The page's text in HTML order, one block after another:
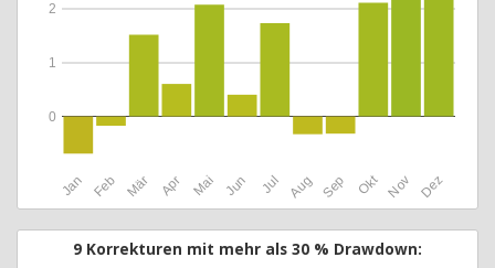
Jan Feb Mär Apr Mai Jun Jul Aug Sep Okt Nov Dez
0
1
2
9 Korrekturen mit mehr als 30 % Drawdown: